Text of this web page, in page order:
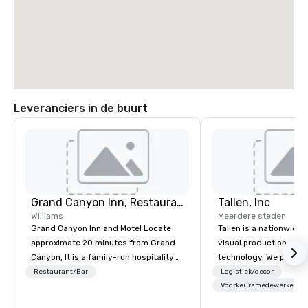
Leveranciers in de buurt
Grand Canyon Inn, Restaurant
Williams
Grand Canyon Inn and Motel Locate
approximate 20 minutes from Grand
Canyon, It is a family-run hospitality
company with a long history in
Restaurant/Bar
Tallen, Inc
Meerdere steden
Tallen is a nationwide
visual production and
technology. We
solutions — from
state-of-the-art
Logistiek/decor
Voorkeursmedewerkers